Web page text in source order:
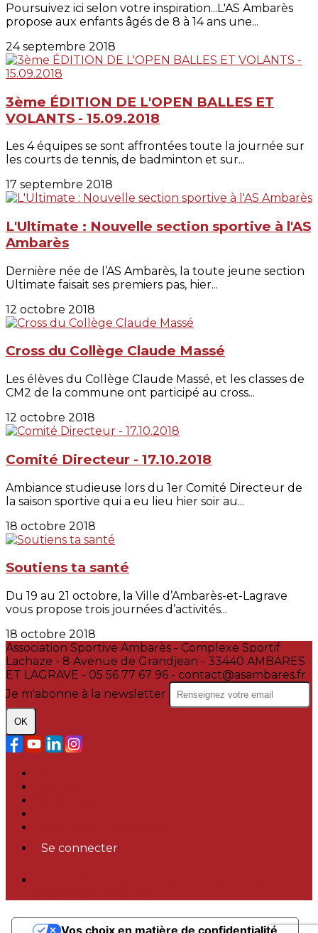
Poursuivez ici selon votre inspiration...L'AS Ambarès
propose aux enfants âgés de 8 à 14 ans une...
24 septembre 2018
3ème ÉDITION DE L'OPEN BALLES ET
VOLANTS - 15.09.2018
Les 4 équipes se sont affrontées toute la journée sur
les courts de tennis, de badminton et sur...
17 septembre 2018
L'Ultimate : Nouvelle section sportive à l'AS
Ambarès
Dernière née de l’AS Ambarès, la toute jeune section
Ultimate faisait ses premiers pas, hier...
12 octobre 2018
Cross du Collège Claude Massé
Les élèves du Collège Claude Massé, et les classes de
CM2 de la commune ont participé au cross...
12 octobre 2018
Comité Directeur - 17.10.2018
Ambiance studieuse lors du 1er Comité Directeur de
la saison sportive qui a eu lieu hier soir au...
18 octobre 2018
Soutiens ta santé
Du 19 au 21 octobre, la Ville d’Ambarès-et-Lagrave
vous propose trois journées d’activités...
18 octobre 2018
Association Sportive Ambarès - Complexe Sportif
Lachaze - 8 Avenue de Grandjean - 33440 AMBARES
ET LAGRAVE - 05 56 77 67 96 - contact@asambares.fr
Je m'abonne à la newsletter
OK
Se connecter